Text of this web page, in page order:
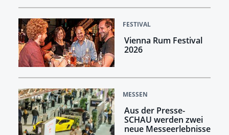
FESTIVAL
Vienna Rum Festival
2026
MESSEN
Aus der Presse-
SCHAU werden zwei
neue Messeerlebnisse